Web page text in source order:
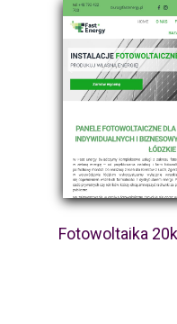
Fotowoltaika